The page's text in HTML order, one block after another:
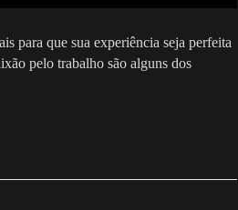
para que sua experiência seja perfeita
pelo trabalho são alguns dos